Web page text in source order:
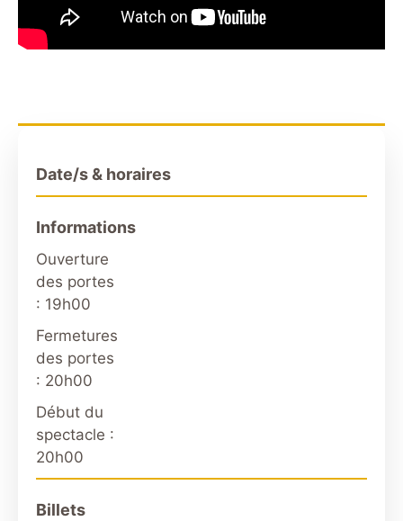
Date/s & horaires
Informations
Ouverture
des portes
: 19h00
Fermetures
des portes
: 20h00
Début du
spectacle :
20h00
Billets